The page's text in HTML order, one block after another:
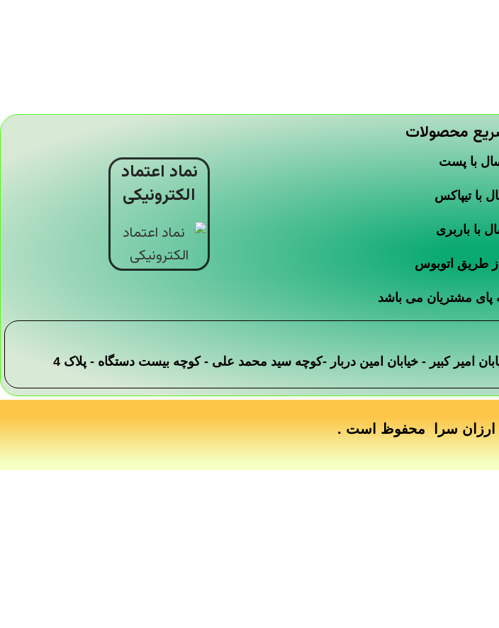
محصولات
با پست
با تیپاکس
با باربری
طریق اتوبوس
پای مشتریان می باشد
نماد اعتماد
الکترونیکی
امیر کبیر - خیابان امین دربار -کوچه سید محمد علی - کوچه بیست دستگاه - پلاک 4
ارزان سرا محفوظ است .